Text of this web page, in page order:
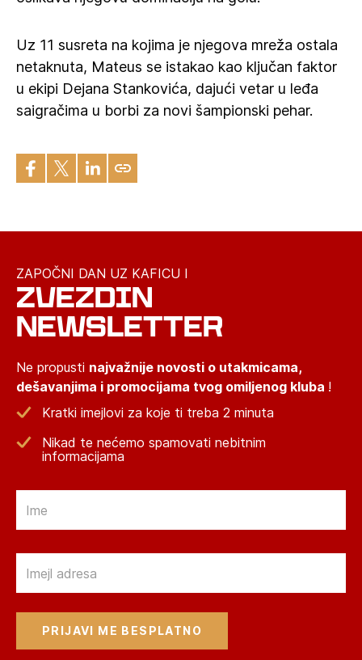
Uz 11 susreta na kojima je njegova mreža ostala
netaknuta, Mateus se istakao kao ključan faktor
u ekipi Dejana Stankovića, dajući vetar u leđa
saigračima u borbi za novi šampionski pehar.
ZAPOČNI DAN UZ KAFICU I
ZVEZDIN
NEWSLETTER
Ne propusti najvažnije novosti o utakmicama,
dešavanjima i promocijama tvog omiljenog kluba !
Kratki imejlovi za koje ti treba 2 minuta
Nikad te nećemo spamovati nebitnim
informacijama